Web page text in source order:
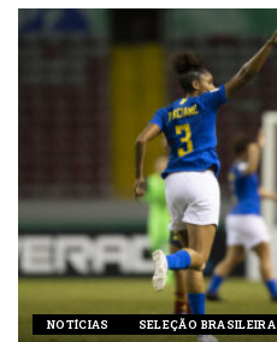
NOTÍCIAS SELEÇÃO BRASILEIRA